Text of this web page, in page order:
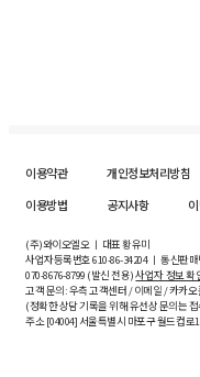
이용약관 개인정보처리방침
이용방법
공지사항
(주)와이오엘오 ㅣ 대표 황유미
사업자등록번호610-86-34204ㅣ 통신판매
070-8676-8799 (발신 전용)사업자 정보 확
고객 문의: 우측 고객센터 / 이메일 / 카카
(정확한 상담 기록을 위해 유선상 문의는
주소 [04004] 서울특별시 마포구 월드컵로